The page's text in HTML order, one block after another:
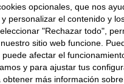
opcionales, que nos
personalizar el contenido y
"Rechazar todo",
sitio web funcione.
afectar el
y para ajustar tus
más información